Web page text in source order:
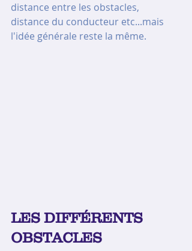
distance entre les obstacles,
distance du conducteur etc...mais
l'idée générale reste la même.
LES DIFFÉRENTS
OBSTACLES